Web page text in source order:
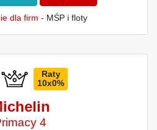
dla firm - MŚP i floty
Raty
10x0%
4